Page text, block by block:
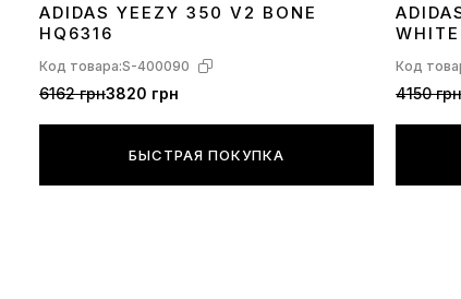
36 3738 39 404142 43 444546
ADIDAS YEEZY 350 V2 BONE
HQ6316
Код товара:S-400090
6162 грн3820 грн
БЫСТРАЯ ПОКУПКА
36 37
Код
4150